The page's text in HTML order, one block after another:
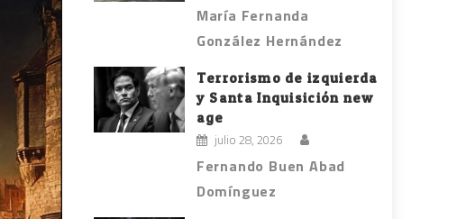
María Fernanda
González Hernández
Terrorismo de izquierda
y Santa Inquisición new
age
julio 28, 2026
Fernando Buen Abad
Domínguez